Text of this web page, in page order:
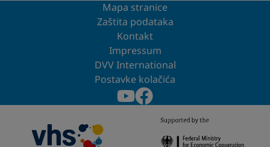
Mapa stranice
Zaštita podataka
Kontakt
Impressum
DVV International
Postavke kolačića